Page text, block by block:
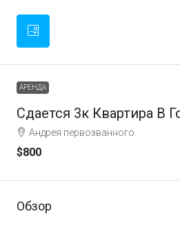
АРЕНДА
Сдается 3к Квартира В
Андрея первозванного
$800
Обзор